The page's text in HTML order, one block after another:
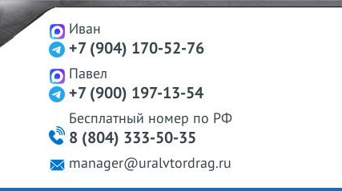
Иван
+7 (904) 170-52-76
Павел
+7 (900) 197-13-54
Бесплатный номер по РФ
8 (804) 333-50-35
manager@uralvtordrag.ru